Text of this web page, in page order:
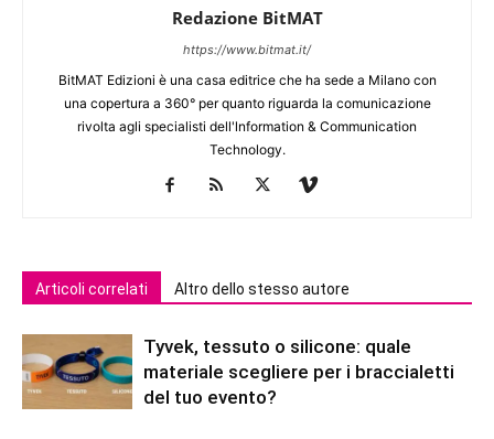
Redazione BitMAT
https://www.bitmat.it/
BitMAT Edizioni è una casa editrice che ha sede a Milano con
una copertura a 360° per quanto riguarda la comunicazione
rivolta agli specialisti dell'lnformation & Communication
Technology.
Articoli correlati Altro dello stesso autore
Tyvek, tessuto o silicone: quale
materiale scegliere per i braccialetti
del tuo evento?